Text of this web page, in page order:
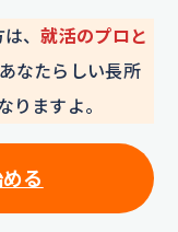
は、就活のプロと
なたらしい長所
りますよ。
る